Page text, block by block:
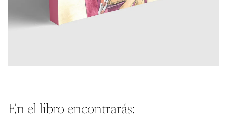
En el libro encontrarás: